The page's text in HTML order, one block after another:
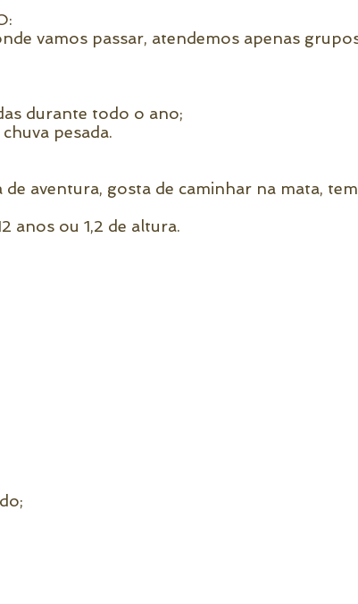
vamos passar, atendemos apenas
durante todo o ano;
pesada.
aventura, gosta de caminhar na mata,
anos ou 1,2 de altura.